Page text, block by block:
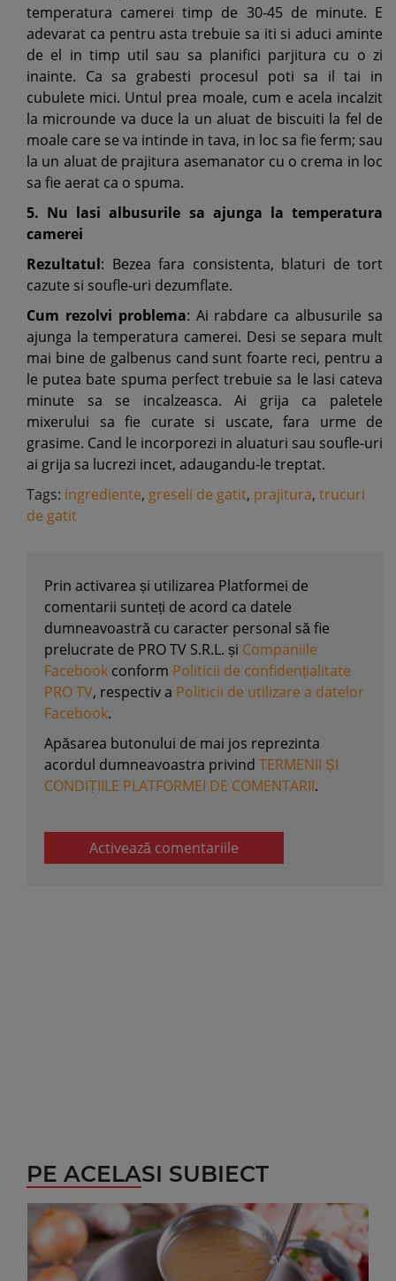
temperatura camerei timp de 30-45 de minute. E
adevarat ca pentru asta trebuie sa iti si aduci aminte
de el in timp util sau sa planifici parjitura cu o zi
inainte. Ca sa grabesti procesul poti sa il tai in
cubulete mici. Untul prea moale, cum e acela incalzit
la microunde va duce la un aluat de biscuiti la fel de
moale care se va intinde in tava, in loc sa fie ferm; sau
la un aluat de prajitura asemanator cu o crema in loc
sa fie aerat ca o spuma.
5. Nu lasi albusurile sa ajunga la temperatura
camerei
Rezultatul: Bezea fara consistenta, blaturi de tort
cazute si soufle-uri dezumflate.
Cum rezolvi problema: Ai rabdare ca albusurile sa
ajunga la temperatura camerei. Desi se separa mult
mai bine de galbenus cand sunt foarte reci, pentru a
le putea bate spuma perfect trebuie sa le lasi cateva
minute sa se incalzeasca. Ai grija ca paletele
mixerului sa fie curate si uscate, fara urme de
grasime. Cand le incorporezi in aluaturi sau soufle-uri
ai grija sa lucrezi incet, adaugandu-le treptat.
Tags: ingrediente, greseli de gatit, prajitura, trucuri
de gatit
Prin activarea și utilizarea Platformei de
comentarii sunteți de acord ca datele
dumneavoastră cu caracter personal să fie
prelucrate de PRO TV S.R.L. și Companiile
Facebook conform Politicii de confidențialitate
PRO TV, respectiv a Politicii de utilizare a datelor
Facebook.
Apăsarea butonului de mai jos reprezinta
acordul dumneavoastra privind TERMENII ȘI
CONDIȚIILE PLATFORMEI DE COMENTARII.
Activează comentariile
PE ACELASI SUBIECT